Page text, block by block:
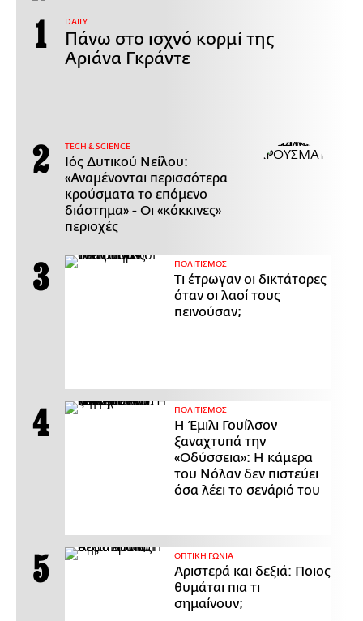
DAILY
Πάνω στο ισχνό κορμί της
Αριάνα Γκράντε
ΤECH & SCIENCE
Ιός Δυτικού Νείλου:
«Αναμένονται περισσότερα
κρούσματα το επόμενο
διάστημα» - Οι «κόκκινες»
περιοχές
ΠΟΛΙΤΙΣΜΟΣ
Τι έτρωγαν οι δικτάτορες
όταν οι λαοί τους
πεινούσαν;
ΠΟΛΙΤΙΣΜΟΣ
Η Έμιλι Γουίλσον
ξαναχτυπά την
«Οδύσσεια»: Η κάμερα
του Νόλαν δεν πιστεύει
όσα λέει το σενάριό του
ΟΠΤΙΚΗ ΓΩΝΙΑ
Αριστερά και δεξιά: Ποιος
θυμάται πια τι
σημαίνουν;